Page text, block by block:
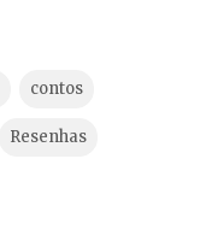
contos
Resenhas